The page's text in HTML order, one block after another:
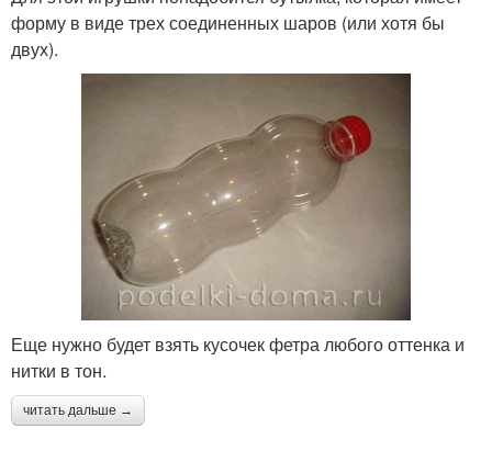
форму в виде трех соединенных шаров (или хотя бы
двух).
Еще нужно будет взять кусочек фетра любого оттенка и
нитки в тон.
читать дальше →